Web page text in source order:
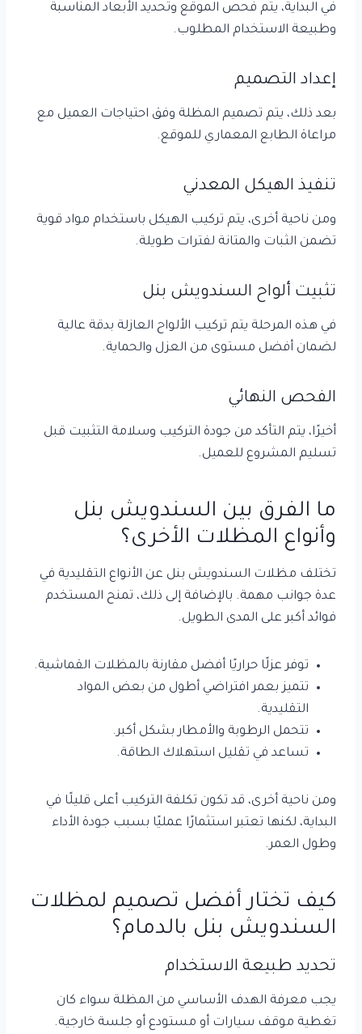
في البداية، يتم فحص الموقع وتحديد الأبعاد المناسبة
وطبيعة الاستخدام المطلوب.
إعداد التصميم
بعد ذلك، يتم تصميم المظلة وفق احتياجات العميل مع
مراعاة الطابع المعماري للموقع.
تنفيذ الهيكل المعدني
ومن ناحية أخرى، يتم تركيب الهيكل باستخدام مواد قوية
تضمن الثبات والمتانة لفترات طويلة.
تثبيت ألواح السندويش بنل
في هذه المرحلة يتم تركيب الألواح العازلة بدقة عالية
لضمان أفضل مستوى من العزل والحماية.
الفحص النهائي
أخيرًا، يتم التأكد من جودة التركيب وسلامة التثبيت قبل
تسليم المشروع للعميل.
ما الفرق بين السندويش بنل
وأنواع المظلات الأخرى؟
تختلف مظلات السندويش بنل عن الأنواع التقليدية في
عدة جوانب مهمة. بالإضافة إلى ذلك، تمنح المستخدم
فوائد أكبر على المدى الطويل.
توفر عزلًا حراريًا أفضل مقارنة بالمظلات القماشية.
تتميز بعمر افتراضي أطول من بعض المواد
التقليدية.
تتحمل الرطوبة والأمطار بشكل أكبر.
تساعد في تقليل استهلاك الطاقة.
ومن ناحية أخرى، قد تكون تكلفة التركيب أعلى قليلًا في
البداية، لكنها تعتبر استثمارًا عمليًا بسبب جودة الأداء
وطول العمر.
كيف تختار أفضل تصميم لمظلات
السندويش بنل بالدمام؟
تحديد طبيعة الاستخدام
يجب معرفة الهدف الأساسي من المظلة سواء كان
تغطية موقف سيارات أو مستودع أو جلسة خارجية.